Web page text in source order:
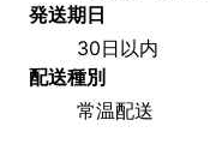
発送期日
30日以内
配送種別
常温配送